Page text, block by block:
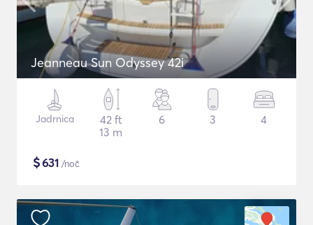
Jeanneau Sun Odyssey 42i
Jadrnica
42 ft
13 m
6 3 4
$631 /noč